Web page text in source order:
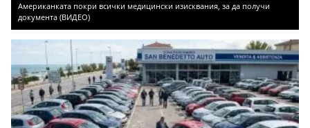
Американката покри всички медицински изисквания, за да получи
документа (ВИДЕО)